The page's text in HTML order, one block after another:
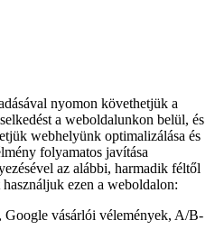
nyomon követhetjük a
a weboldalunkon belül, és
webhelyünk optimalizálása és
folyamatos javítása
az alábbi, harmadik féltől
ezen a weboldalon:
vásárlói vélemények, A/B-